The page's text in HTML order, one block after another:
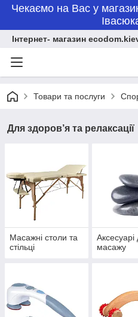
Чекаємо на Вас у
Інтернет- магазин
Товари та послуги
Для здоров’я та релаксації
Масажні столи та
стільці
Аксесуарі
масажу